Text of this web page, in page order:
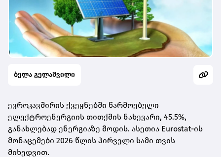
ბელა გელაშვილი
ევროკავშირის ქვეყნებში წარმოებული
ელექტროენერგიის თითქმის ნახევარი, 45.5%,
განახლებად ენერგიაზე მოდის. ასეთია Eurostat-ის
მონაცემები 2026 წლის პირველი სამი თვის
მიხედვით.